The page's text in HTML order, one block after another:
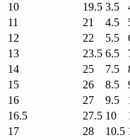
10
19.5 3.5
11
21 4.5
12
22 5.5
13
23.5 6.5
14
25 7.5
15
26 8.5
16
27 9.5
16.5
27.5 10
17
28 10.5